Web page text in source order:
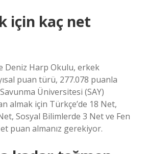
için kaç net
Deniz Harp Okulu, erkek
puan türü, 277.078 puanla
Üniversitesi (SAY)
almak için Türkçe’de 18 Net,
Sosyal Bilimlerde 3 Net ve Fen
puan almanız gerekiyor.